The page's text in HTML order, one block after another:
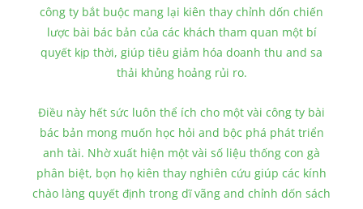
công ty bắt buộc mang lại kiên thay chỉnh dốn chiến
lược bài bác bản của các khách tham quan một bí
quyết kịp thời, giúp tiêu giảm hóa doanh thu and sa
thải khủng hoảng rủi ro.
Điều này hết sức luôn thể ích cho một vài công ty bài
bác bản mong muốn học hỏi and bộc phá phát triển
anh tài. Nhờ xuất hiện một vài số liệu thống con gà
phân biệt, bọn họ kiên thay nghiên cứu giúp các kính
chào làng quyết định trong dĩ vãng and chỉnh dốn sách